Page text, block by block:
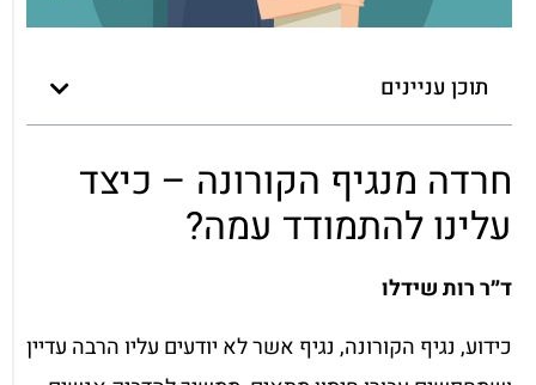
תוכן עניינים
חרדה מנגיף הקורונה – כיצד
עלינו להתמודד עמה?
ד״ר רות שידלו
כידוע, נגיף הקורונה, נגיף אשר לא יודעים עליו הרבה עדיין